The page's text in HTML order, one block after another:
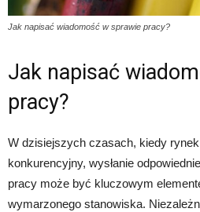
Jak napisać wiadomość w sprawie pracy?
Jak napisać
pracy?
W dzisiejszych czasach, kiedy
konkurencyjny, wysłanie
pracy może być kluczowym
wymarzonego stanowiska.